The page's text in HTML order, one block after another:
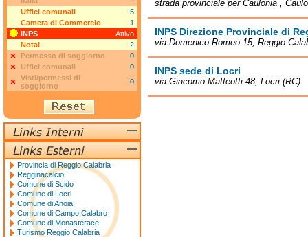
strada provinciale per Caulonia ,
INPS Direzione Provinciale di
via Domenico Romeo 15, Reggio
INPS sede di Locri
via Giacomo Matteotti 48, Locri (RC)
Uffici comunali
5
Camera di Commercio
1
INPS
Attivo
Notai
2
Permesso di soggiorno
0
Uffici comunali
0
Visti/permessi di
soggiorno
0
Provincia di Reggio Calabria
Regginacalcio
Comune di Scido
Comune di Locri
Comune di Anoia
Comune di Campo Calabro
Comune di Monasterace
Turismo Reggio Calabria